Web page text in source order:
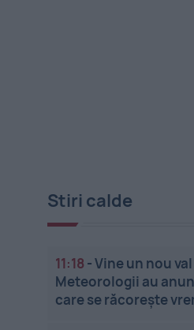
Stiri calde
11:18 -Vine un nou
Meteorologii au
care se răcorește